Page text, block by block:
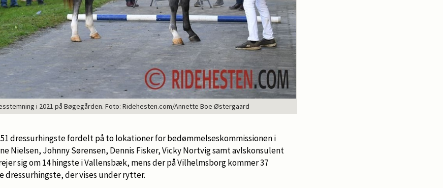
i 2021 på Bøgegården. Foto: Ridehesten.com/Annette Boe Østergaard
dressurhingste fordelt på to lokationer for bedømmelseskommissionen i
Nielsen, Johnny Sørensen, Dennis Fisker, Vicky Nortvig samt avlskonsulent
sig om 14 hingste i Vallensbæk, mens der på Vilhelmsborg kommer 37
dressurhingste, der vises under rytter.